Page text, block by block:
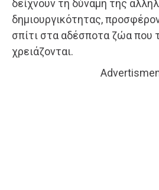
δείχνουν τη δύναμη της
δημιουργικότητας,
σπίτι στα αδέσποτα ζώα που
χρειάζονται.